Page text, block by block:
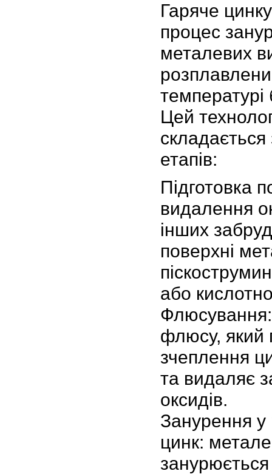
Гаряче
процес
металевих
температурі
Цей
складається
етапів:
Підготовка
видалення
інших
поверхні
або
флюсу, який
зчеплення
та видаляє
оксидів.
Занурення
цинк: